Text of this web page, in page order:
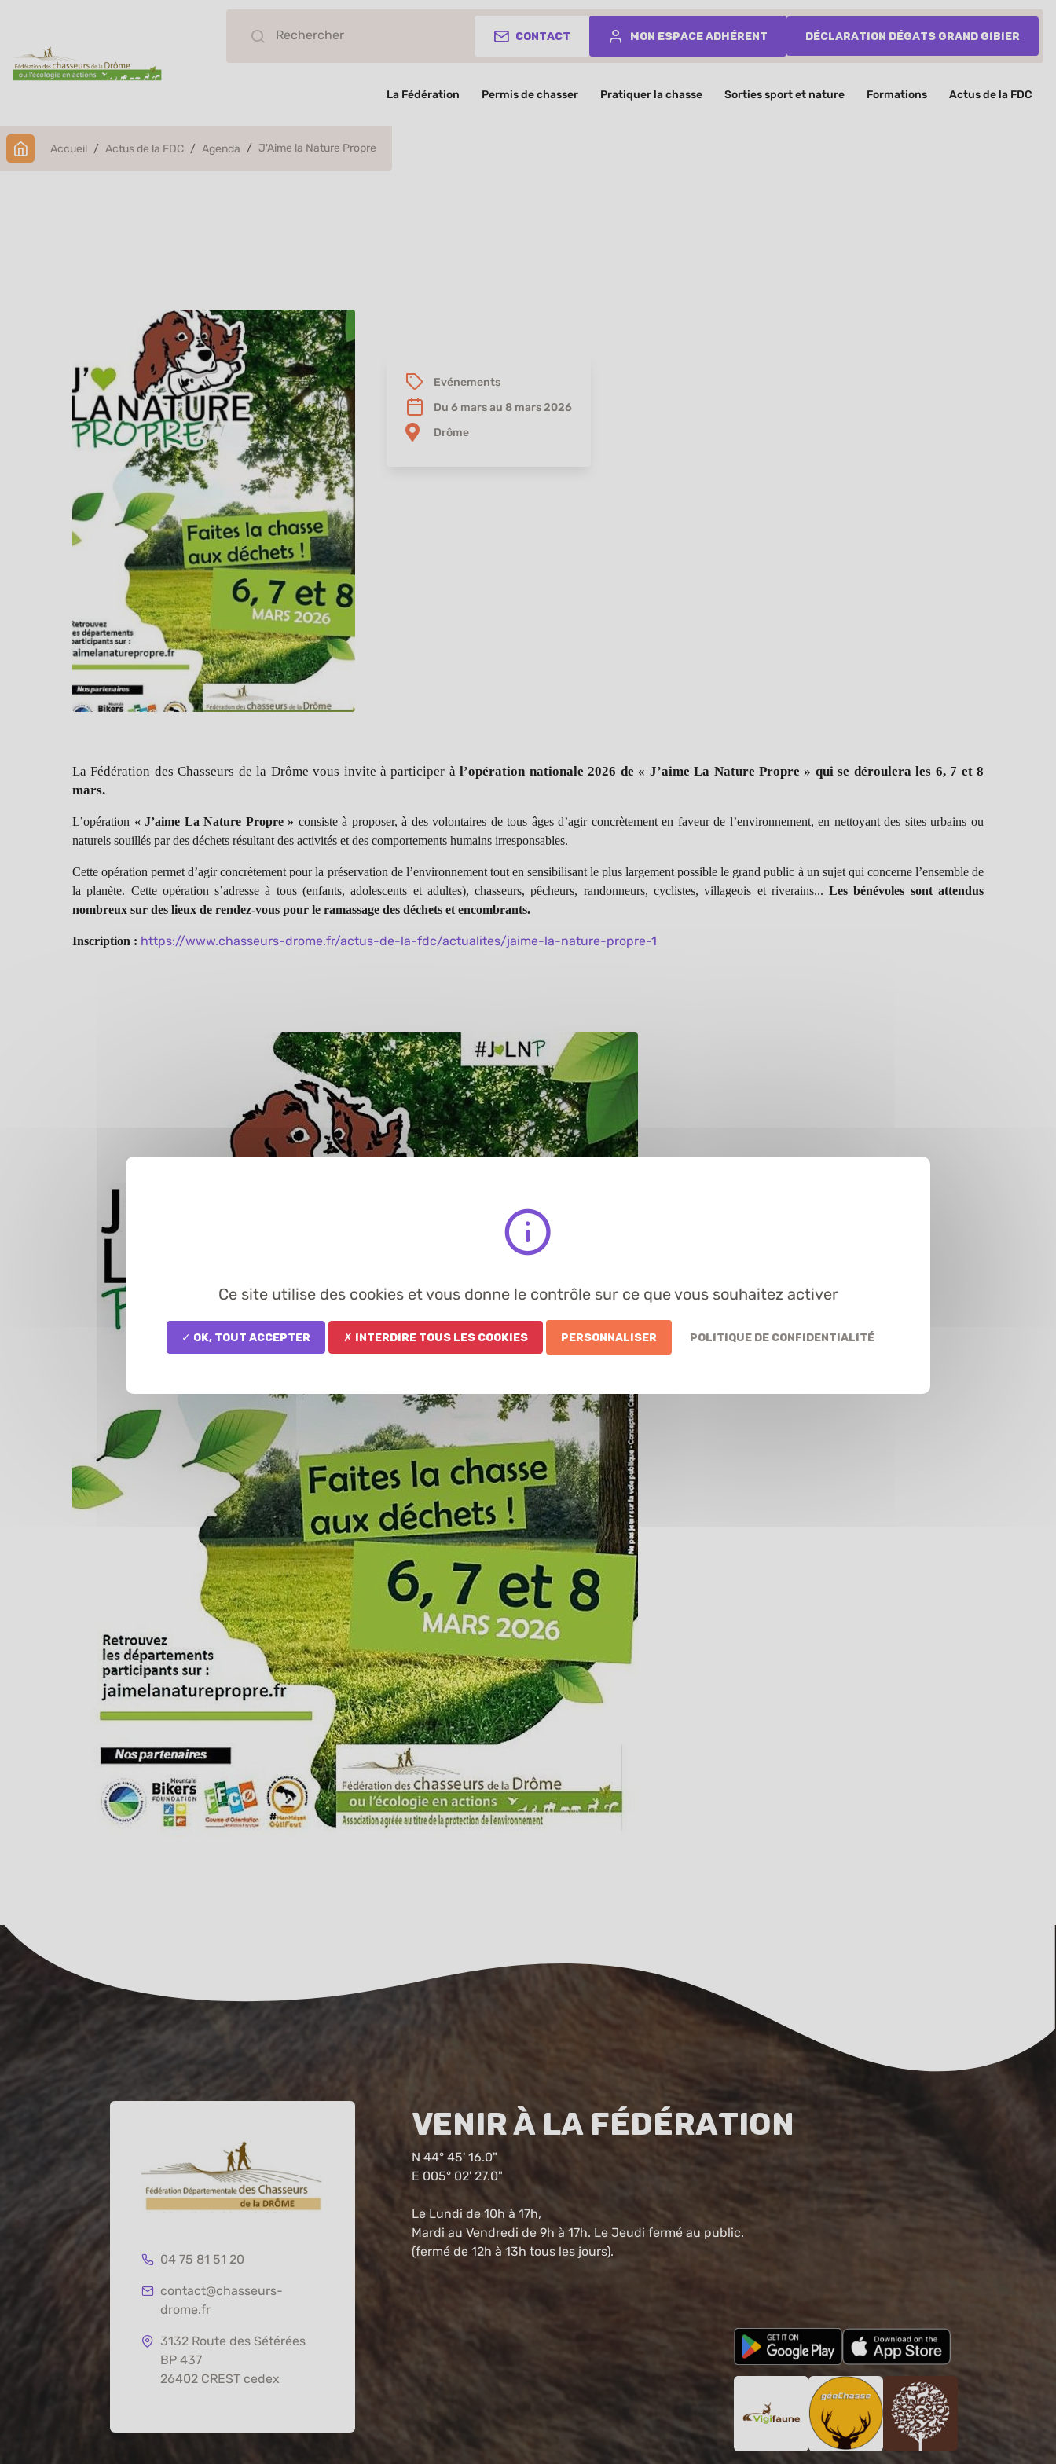
Contact Mon espace adhérent Déclaration dégats grand gibier
La Fédération Permis de chasser Pratiquer la chasse Sorties sport et nature Formations Actus de la FDC
Accueil Actus de la FDC Agenda J'Aime la Nature Propre
Evénements
Du 6 mars au 8 mars 2026
Drôme
La Fédération des Chasseurs de la Drôme vous invite à participer àl’opération nationale 2026 de « J’aime La Nature Propre » qui se déroulera les 6, 7 et 8
mars.
L’opération « J’aime La Nature Propre » consiste à proposer, à des volontaires de tous âges d’agir concrètement en faveur de l’environnement, en nettoyant des sites urbains ou
naturels souillés par des déchets résultant des activités et des comportements humains irresponsables.
Cette opération permet d’agir concrètement pour la préservation de l’environnement tout en sensibilisant le plus largement possible le grand public à un sujet qui concerne l’ensemble de
la planète. Cette opération s’adresse à tous (enfants, adolescents et adultes), chasseurs, pêcheurs, randonneurs, cyclistes, villageois et riverains...Les bénévoles sont attendus
nombreux sur des lieux de rendez-vous pour le ramassage des déchets et encombrants.
Inscription : https://www.chasseurs-drome.fr/actus-de-la-fdc/actualites/jaime-la-nature-propre-1
04 75 81 51 20
contact@chasseurs-
drome.fr
3132 Route des Sétérées
BP 437
26402 CREST cedex
Venir à la fédération
N 44° 45' 16.0"
E 005° 02' 27.0"
Le Lundi de 10h à 17h,
Mardi au Vendredi de 9h à 17h. Le Jeudi fermé au public.
(fermé de 12h à 13h tous les jours).
Ce site utilise des cookies et vous donne le contrôle sur ce que vous souhaitez activer
✓ OK, tout accepter ✗ Interdire tous les cookies Personnaliser Politique de confidentialité